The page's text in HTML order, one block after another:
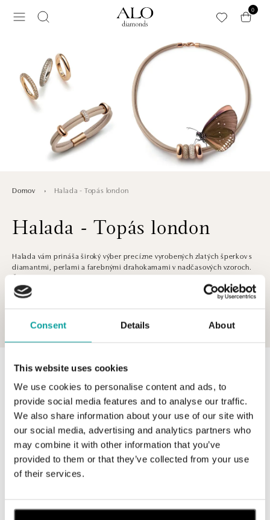
Consent Details About
This website uses cookies
We use cookies to personalise content and ads, to
provide social media features and to analyse our traffic.
We also share information about your use of our site with
our social media, advertising and analytics partners who
may combine it with other information that you’ve
provided to them or that they’ve collected from your use
of their services.
0
Domov Halada - Topás london
Halada - Topás london
Halada vám prináša široký výber precízne vyrobených zlatých šperkov s
diamantmi, perlami a farebnými drahokamami v nadčasových vzoroch.
Či už hľadáte prsteň, náhrdelník, náušnice alebo náramok, môžete si byť
istí, že si vyberiete ten pravý.
0 z 0 produktov
V katalógu nie sú žiadne produkty.
Prihláste sa na odber newslettera
trh.